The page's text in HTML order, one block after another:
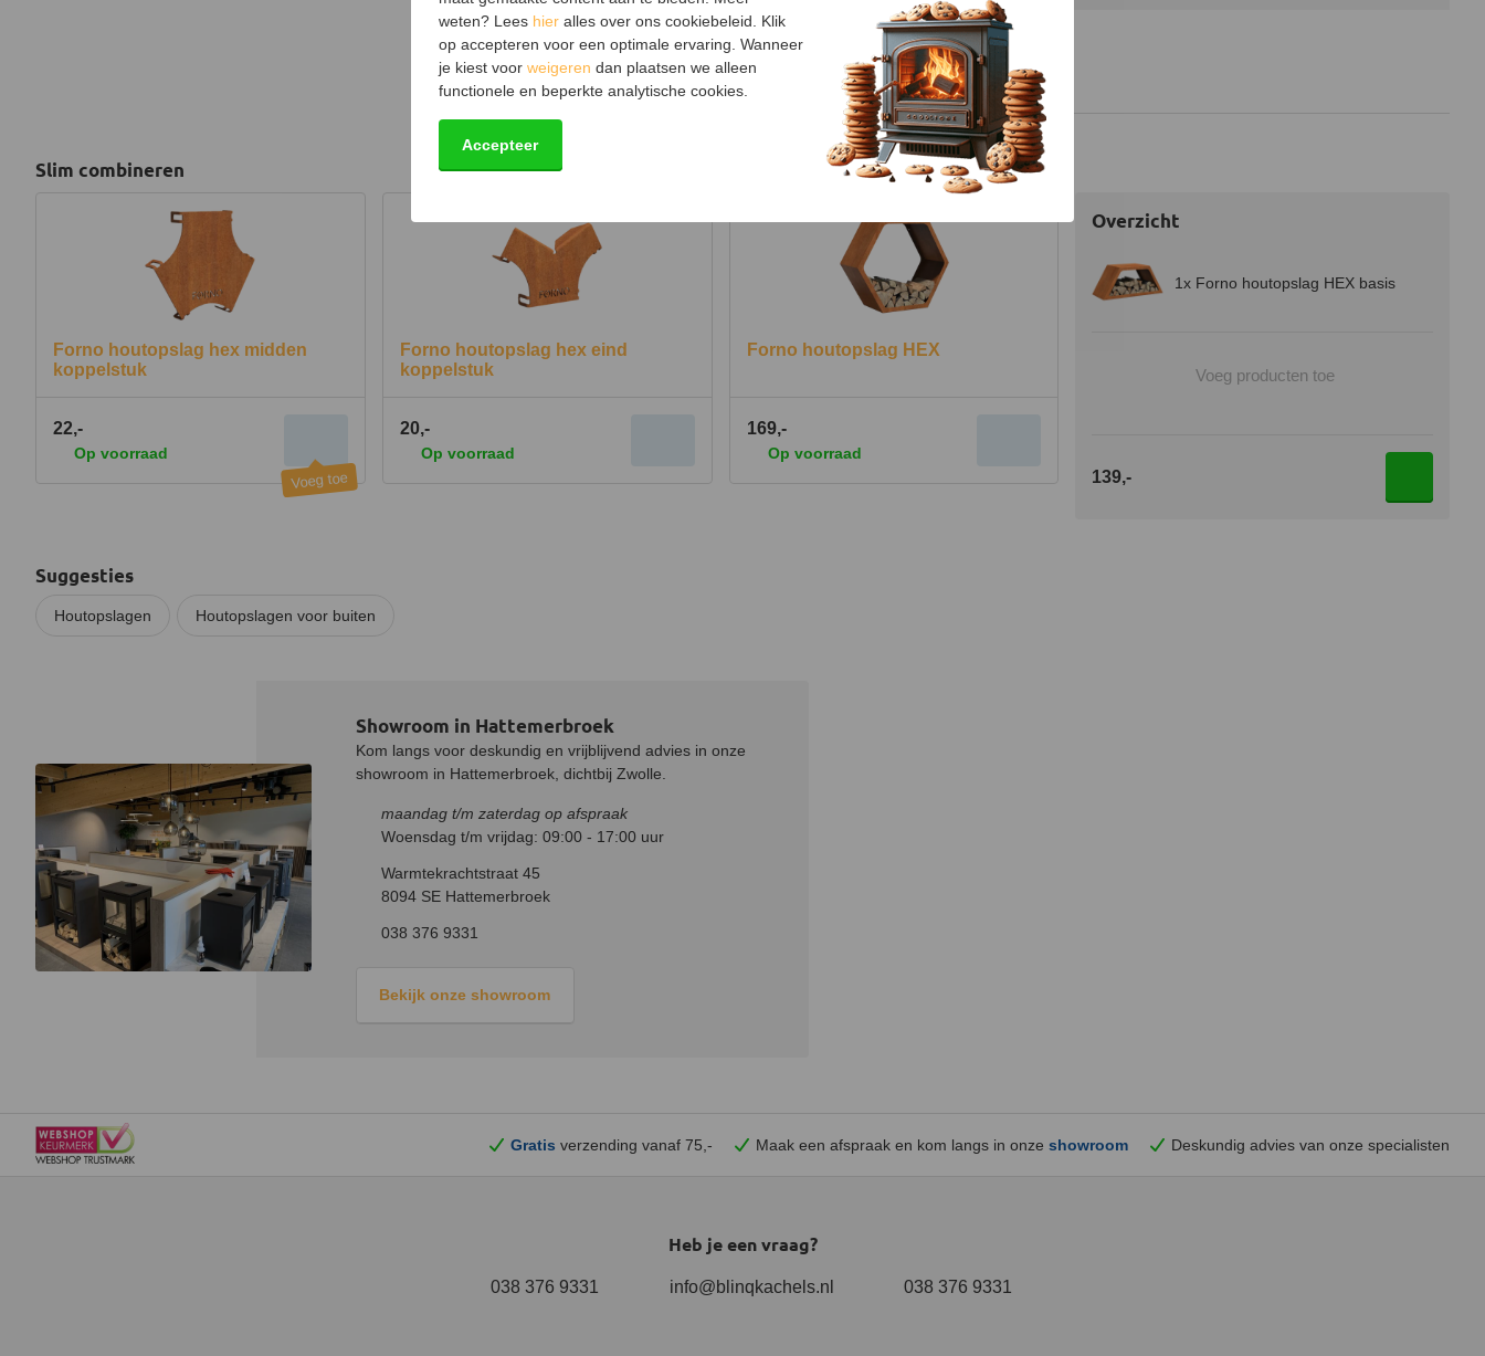
Documenten
Installatiehandleiding(733.17 kB)
Slim combineren
Forno houtopslag hex midden
koppelstuk
22,-
Op voorraad
Forno houtopslag hex eind
koppelstuk
20,-
Op voorraad
Forno houtopslag HEX
169,-
Op voorraad
Overzicht
1x Forno houtopslag HEX basis
Voeg producten toe
139,-
Suggesties
Houtopslagen Houtopslagen voor buiten
Showroom in Hattemerbroek
Kom langs voor deskundig en vrijblijvend advies in onze
showroom in Hattemerbroek, dichtbij Zwolle.
maandag t/m zaterdag op afspraak
Woensdag t/m vrijdag: 09:00 - 17:00 uur
Warmtekrachtstraat 45
8094 SE Hattemerbroek
038 376 9331
Bekijk onze showroom
Gratis verzending vanaf 75,- Maak een afspraak en kom langs in onze showroom Deskundig advies van onze specialisten
Heb je een vraag?
038 376 9331 info@blinqkachels.nl 038 376 9331
weten? Lees hier alles over ons cookiebeleid. Klik
op accepteren voor een optimale ervaring. Wanneer
je kiest voor weigeren dan plaatsen we alleen
functionele en beperkte analytische cookies.
Accepteer